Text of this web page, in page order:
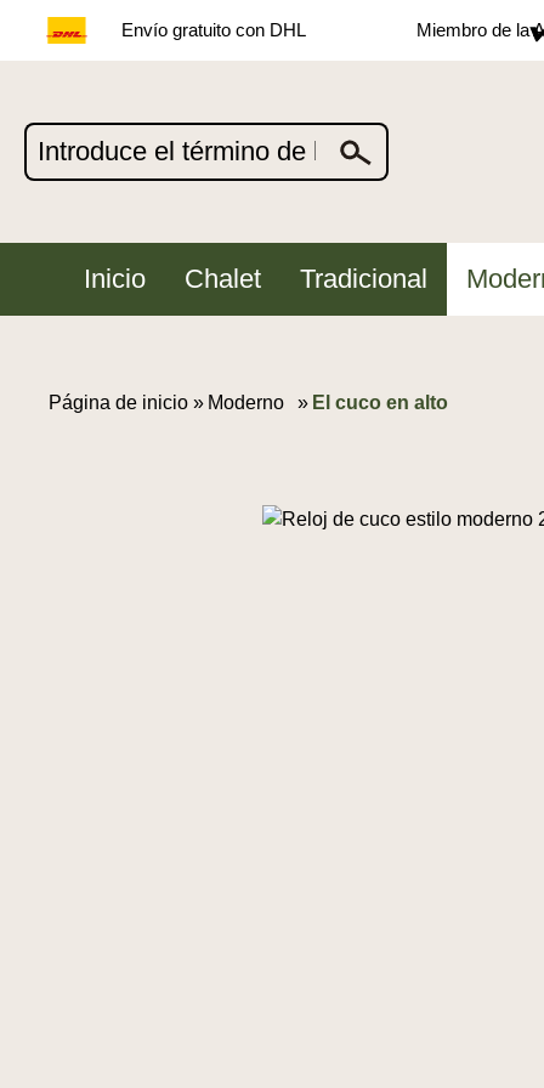
Envío gratuito con DHL Miembro de la
Inicio Chalet Tradicional
Página de inicio » Moderno » El cuco en alto